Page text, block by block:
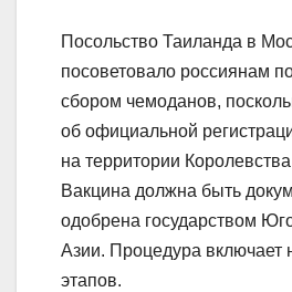
Посольство Таиланда в
посоветовало россиянам
сбором чемоданов,
об официальной
на территории
Вакцина должна быть
одобрена государством
Азии. Процедура включает
этапов.